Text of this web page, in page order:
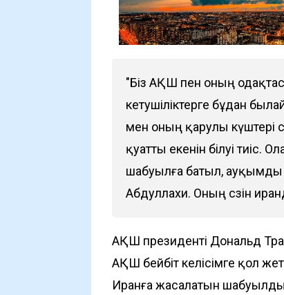
"Біз АҚШ пен оның
кетушіліктерге бұдан
мен оның қарулы күштері
қуатты екенін білуі тиіс.
шабуылға батыл, ауқымды
Абдуллахи. Оның сөзін
АҚШ президенті Дональд
АҚШ бейбіт келісімге қол
Иранға жасалатын шабуылды